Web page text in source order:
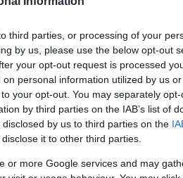
third parties, or processing of your
by us, please use the below opt-out
your opt-out request is processed
personal information utilized by us
your opt-out. You may separately
by third parties on the IAB’s list of
by us to third parties on the
it to other third parties.
or more Google services and may
αντίο. Σήμερα τελειώνει
Ευχαριστώ όλους όσοι
ατελείωτη στήριξη και
σημείωσεδύο γκολ.